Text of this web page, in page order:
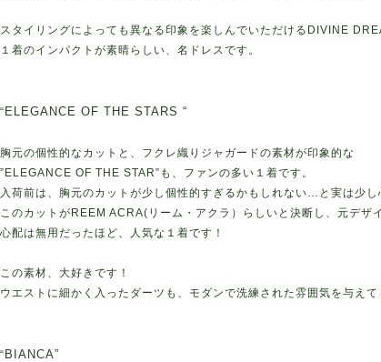
スタイリングによっても異なる印象を楽しんでいただけるDIVINE
１着のインパクトが素晴らしい、名ドレスです。
“ ELEGANCE OF THE STARS “
胸元の個性的なカットと、フクレ織りジャガードの素材が印象的な
”ELEGANCE OF THE STAR”も、ファンの多い１着です。
入荷前は、胸元のカットが少し個性的すぎるかもしれない…と実は少し
このカットがREEM ACRA(リーム・アクラ）らしいと決断し、元デザ
心配は無用だったほど、人気な１着です！
この素材、大好きです！
ウエストに細かく入ったダーツも、モダンで洗練された雰囲気を与えて
“ BIANCA”